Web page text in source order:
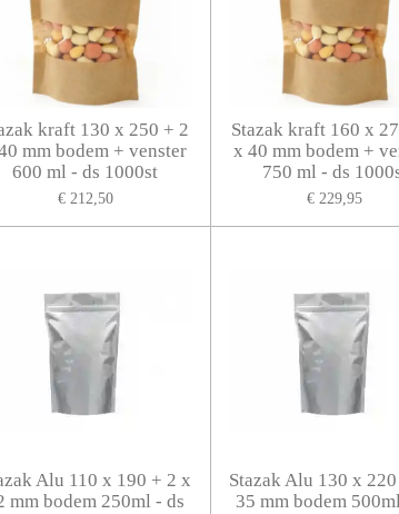
kraft 130 x 250 + 2
mm bodem + venster
600 ml - ds 1000st
€ 212,50
Stazak kraft 160 x
x 40 mm bodem +
750 ml - ds
€ 229,95
Alu 110 x 190 + 2 x
mm bodem 250ml - ds
Stazak Alu 130 x
35 mm bodem